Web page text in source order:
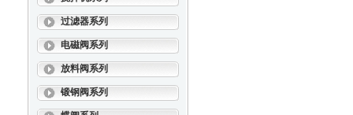
过滤器系列
电磁阀系列
放料阀系列
锻钢阀系列